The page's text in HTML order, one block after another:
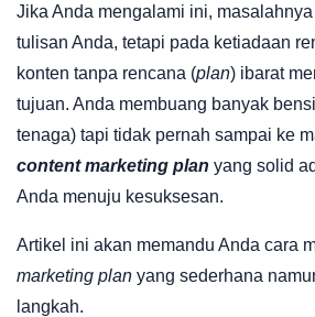
Jika Anda mengalami ini,
tulisan Anda, tetapi pada ketiadaan
konten tanpa rencana (plan) ibarat
tujuan. Anda membuang banyak
tenaga) tapi tidak pernah sampai ke
content marketing plan yang solid
Anda menuju kesuksesan.
Artikel ini akan memandu Anda cara
marketing plan yang sederhana
langkah.